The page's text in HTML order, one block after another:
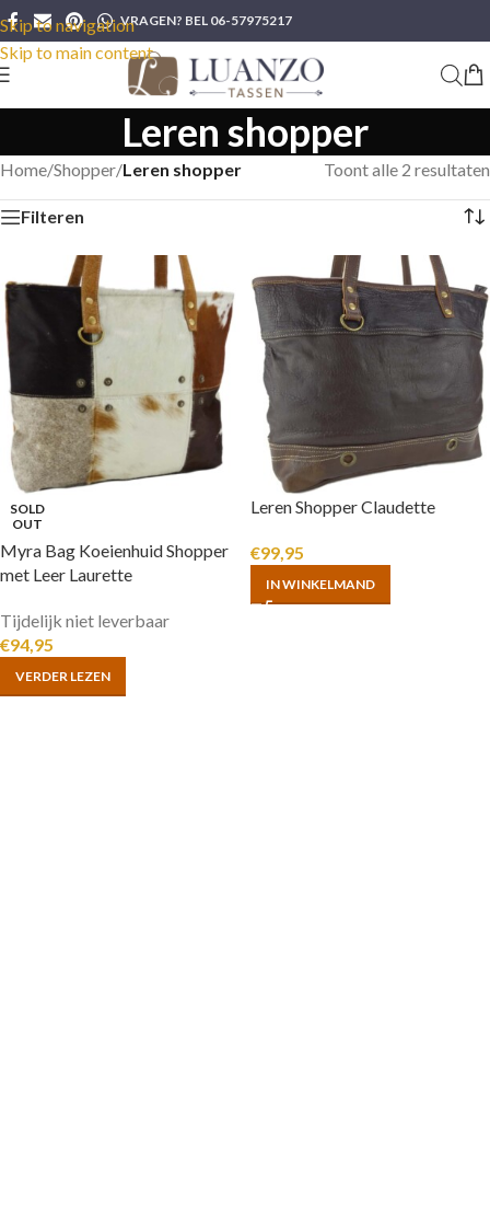
Skip to navigation
Skip to main content
VRAGEN? BEL 06-57975217
Leren shopper
Home/Shopper/Leren shopper Toont alle 2 resultaten
Filteren
SOLD
OUT
Myra Bag Koeienhuid Shopper
met Leer Laurette
Tijdelijk niet leverbaar
€94,95
VERDER LEZEN
Leren Shopper Claudette
€99,95
IN WINKELMAND